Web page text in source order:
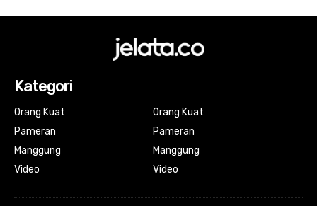
Kategori
Orang Kuat
Pameran
Manggung
Video
Orang Kuat
Pameran
Manggung
Video